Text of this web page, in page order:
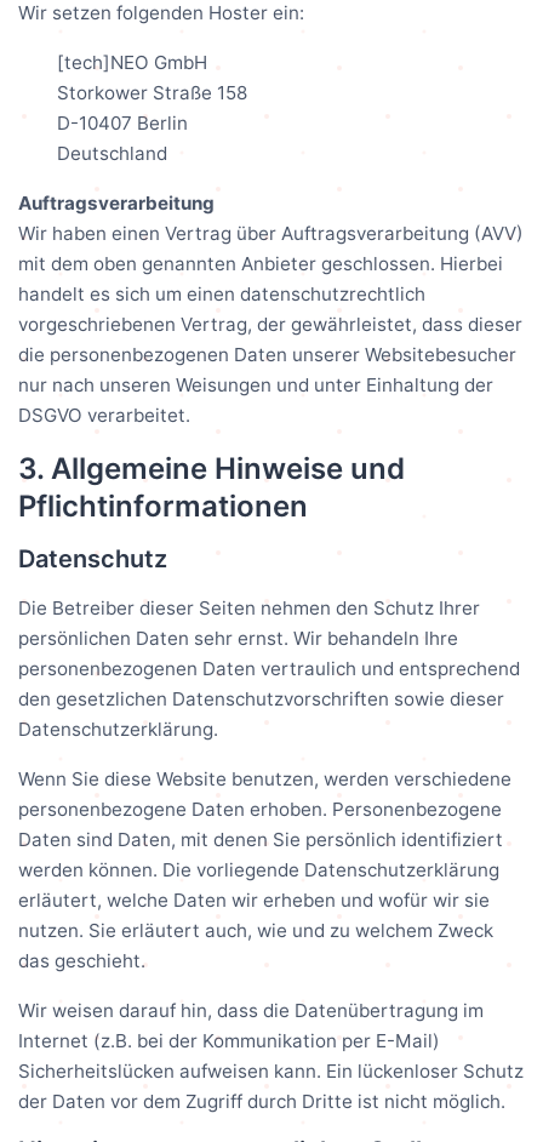
Wir setzen folgenden Hoster ein:
[tech]NEO GmbH
Storkower Straße 158
D-10407 Berlin
Deutschland
Auftragsverarbeitung
Wir haben einen Vertrag über Auftragsverarbeitung (AVV)
mit dem oben genannten Anbieter geschlossen. Hierbei
handelt es sich um einen datenschutzrechtlich
vorgeschriebenen Vertrag, der gewährleistet, dass dieser
die personenbezogenen Daten unserer Websitebesucher
nur nach unseren Weisungen und unter Einhaltung der
DSGVO verarbeitet.
3. Allgemeine Hinweise und
Pflichtinformationen
Datenschutz
Die Betreiber dieser Seiten nehmen den Schutz Ihrer
persönlichen Daten sehr ernst. Wir behandeln Ihre
personenbezogenen Daten vertraulich und entsprechend
den gesetzlichen Datenschutzvorschriften sowie dieser
Datenschutzerklärung.
Wenn Sie diese Website benutzen, werden verschiedene
personenbezogene Daten erhoben. Personenbezogene
Daten sind Daten, mit denen Sie persönlich identifiziert
werden können. Die vorliegende Datenschutzerklärung
erläutert, welche Daten wir erheben und wofür wir sie
nutzen. Sie erläutert auch, wie und zu welchem Zweck
das geschieht.
Wir weisen darauf hin, dass die Datenübertragung im
Internet (z.B. bei der Kommunikation per E-Mail)
Sicherheitslücken aufweisen kann. Ein lückenloser Schutz
der Daten vor dem Zugriff durch Dritte ist nicht möglich.